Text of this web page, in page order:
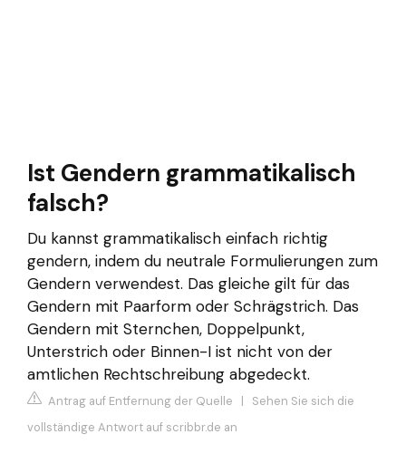
Ist Gendern grammatikalisch
falsch?
Du kannst grammatikalisch einfach richtig
gendern, indem du neutrale Formulierungen zum
Gendern verwendest. Das gleiche gilt für das
Gendern mit Paarform oder Schrägstrich. Das
Gendern mit Sternchen, Doppelpunkt,
Unterstrich oder Binnen-I ist nicht von der
amtlichen Rechtschreibung abgedeckt.
Antrag auf Entfernung der Quelle | Sehen Sie sich die
vollständige Antwort auf scribbr.de an